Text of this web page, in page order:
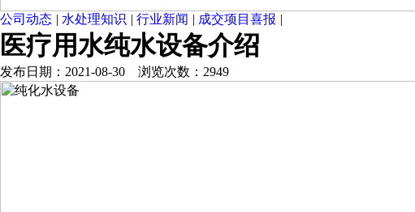
公司动态 | 水处理知识 | 行业新闻 | 成交项目喜报 |
医疗用水纯水设备介绍
发布日期：2021-08-30 浏览次数：2949